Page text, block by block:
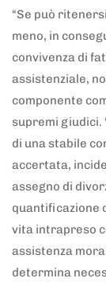
“Se può
meno, in
convivenza di
assistenziale,
componente
supremi giudici.
di una stabile
accertata,
assegno di
quantificazione
vita intrapreso
assistenza
determina